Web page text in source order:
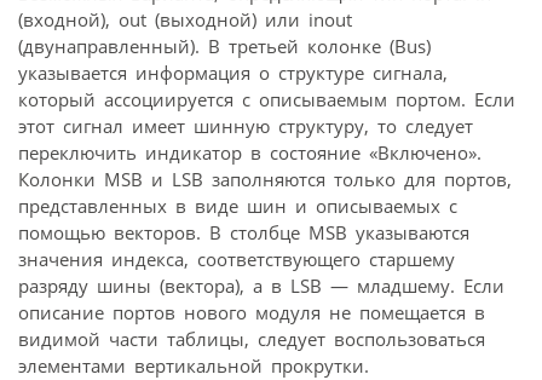
(входной), out (выходной) или inout
(двунаправленный). В третьей колонке (Bus)
указывается информация о структуре сигнала,
который ассоциируется с описываемым портом. Если
этот сигнал имеет шинную структуру, то следует
переключить индикатор в состояние «Включено».
Колонки MSB и LSB заполняются только для портов,
представленных в виде шин и описываемых с
помощью векторов. В столбце MSB указываются
значения индекса, соответствующего старшему
разряду шины (вектора), а в LSB — младшему. Если
описание портов нового модуля не помещается в
видимой части таблицы, следует воспользоваться
элементами вертикальной прокрутки.